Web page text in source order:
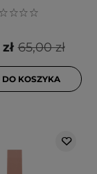
65,00 zł
KOSZYKA